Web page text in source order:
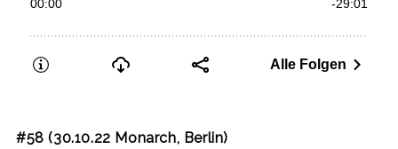
#58 (30.10.22 Monarch, Berlin)